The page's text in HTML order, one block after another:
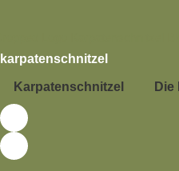
karpatenschnitzel
Karpatenschnitzel Die